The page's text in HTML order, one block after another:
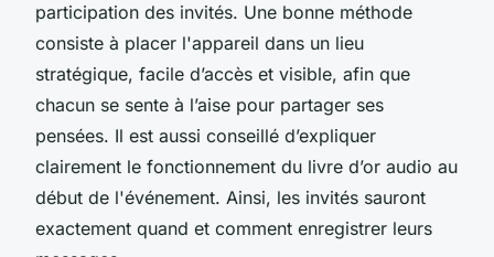
participation des invités. Une bonne méthode
consiste à placer l'appareil dans un lieu
stratégique, facile d’accès et visible, afin que
chacun se sente à l’aise pour partager ses
pensées. Il est aussi conseillé d’expliquer
clairement le fonctionnement du livre d’or audio au
début de l'événement. Ainsi, les invités sauront
exactement quand et comment enregistrer leurs